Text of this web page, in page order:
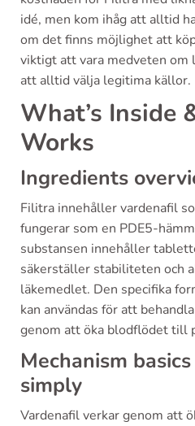
idé, men kom ihåg att alltid
om det finns möjlighet att
viktigt att vara medveten om
att alltid välja legitima källor.
What’s Inside
Works
Ingredients
Filitra innehåller vardenafil
fungerar som en PDE5-
substansen innehåller
säkerställer stabiliteten och
läkemedlet. Den specifika
kan användas för att
genom att öka blodflödet till
Mechanism
simply
Vardenafil verkar genom att